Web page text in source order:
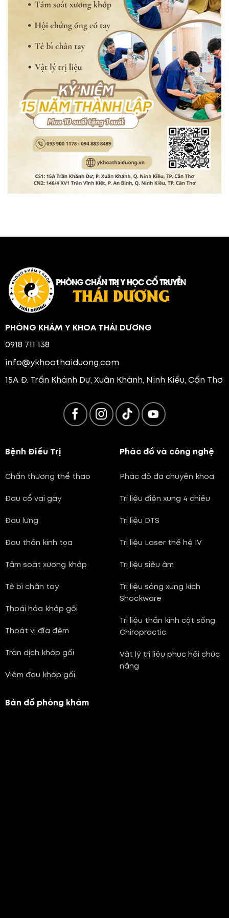
PHÒNG KHÁM Y KHOA THÁI DƯƠNG
0918 711 138
info@ykhoathaiduong.com
15A Đ. Trần Khánh Dư, Xuân Khánh, Ninh Kiều, Cần Thơ
Bệnh Điều Trị
Chấn thương thể thao
Đau cổ vai gáy
Đau lưng
Đau thần kinh tọa
Tầm soát xương khớp
Tê bì chân tay
Thoái hóa khớp gối
Thoát vị đĩa đệm
Tràn dịch khớp gối
Viêm đau khớp gối
Phác đồ và công nghệ
Phác đồ đa chuyên khoa
Trị liệu điện xung 4 chiều
Trị liệu DTS
Trị liệu Laser thế hệ IV
Trị liệu siêu âm
Trị liệu sóng xung kích
Shockware
Trị liệu thần kinh cột sống
Chiropractic
Vật lý trị liệu phục hồi chức
năng
Bản đồ phòng khám